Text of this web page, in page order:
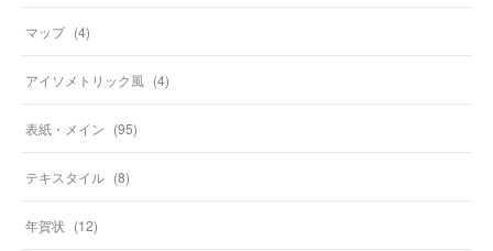
マップ (4)
アイソメトリック風 (4)
表紙・メイン (95)
テキスタイル (8)
年賀状 (12)